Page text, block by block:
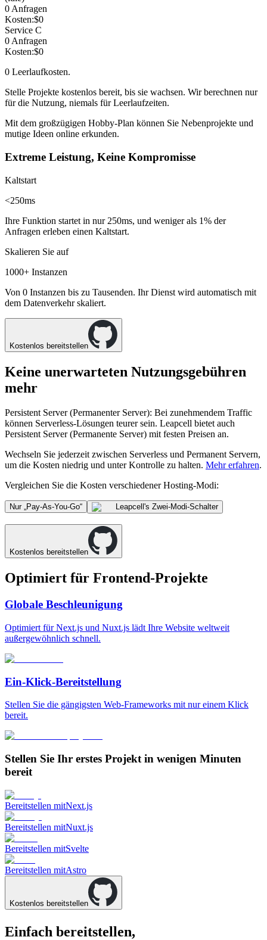
0 Anfragen
Kosten:$0
Service C
0 Anfragen
Kosten:$0
0 Leerlaufkosten.
Stelle Projekte kostenlos bereit, bis sie wachsen. Wir berechnen nur
für die Nutzung, niemals für Leerlaufzeiten.
Mit dem großzügigen Hobby-Plan können Sie Nebenprojekte und
mutige Ideen online erkunden.
Extreme Leistung, Keine Kompromisse
Kaltstart
<250ms
Ihre Funktion startet in nur 250ms, und weniger als 1% der
Anfragen erleben einen Kaltstart.
Skalieren Sie auf
1000+ Instanzen
Von 0 Instanzen bis zu Tausenden. Ihr Dienst wird automatisch mit
dem Datenverkehr skaliert.
Kostenlos bereitstellen
Keine unerwarteten Nutzungsgebühren
mehr
Persistent Server (Permanenter Server): Bei zunehmendem Traffic
können Serverless-Lösungen teurer sein. Leapcell bietet auch
Persistent Server (Permanente Server) mit festen Preisen an.
Wechseln Sie jederzeit zwischen Serverless und Permanent Servern,
um die Kosten niedrig und unter Kontrolle zu halten. Mehr erfahren.
Vergleichen Sie die Kosten verschiedener Hosting-Modi:
Nur „Pay-As-You-Go“ Leapcell 's Zwei-Modi-Schalter
Kostenlos bereitstellen
Optimiert für Frontend-Projekte
Globale Beschleunigung
Optimiert für Next.js und Nuxt.js lädt Ihre Website weltweit
außergewöhnlich schnell.
Ein-Klick-Bereitstellung
Stellen Sie die gängigsten Web-Frameworks mit nur einem Klick
bereit.
Stellen Sie Ihr erstes Projekt in wenigen Minuten
bereit
Bereitstellen mitNext.js
Bereitstellen mitNuxt.js
Bereitstellen mitSvelte
Bereitstellen mitAstro
Kostenlos bereitstellen
Einfach bereitstellen,